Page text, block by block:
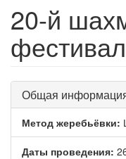
20-й
Общая
Метод жеребьёвки:
Даты проведения: